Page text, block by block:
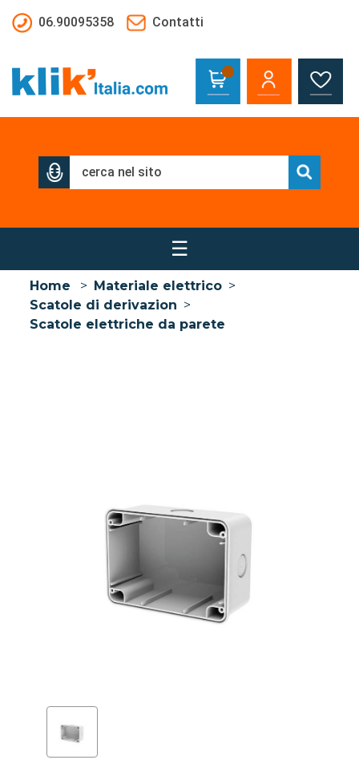
06.90095358
Contatti
☰
Home > Materiale elettrico >
Scatole di derivazion >
Scatole elettriche da parete